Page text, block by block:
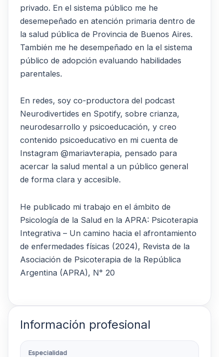
privado. En el sistema público me he
desemepeñado en atención primaria dentro de
la salud pública de Provincia de Buenos Aires.
También me he desempeñado en la el sistema
público de adopción evaluando habilidades
parentales.
En redes, soy co-productora del podcast
Neurodivertides en Spotify, sobre crianza,
neurodesarrollo y psicoeducación, y creo
contenido psicoeducativo en mi cuenta de
Instagram @mariavterapia, pensado para
acercar la salud mental a un público general
de forma clara y accesible.
He publicado mi trabajo en el ámbito de
Psicología de la Salud en la APRA: Psicoterapia
Integrativa – Un camino hacia el afrontamiento
de enfermedades físicas (2024), Revista de la
Asociación de Psicoterapia de la República
Argentina (APRA), N° 20
Información profesional
Especialidad